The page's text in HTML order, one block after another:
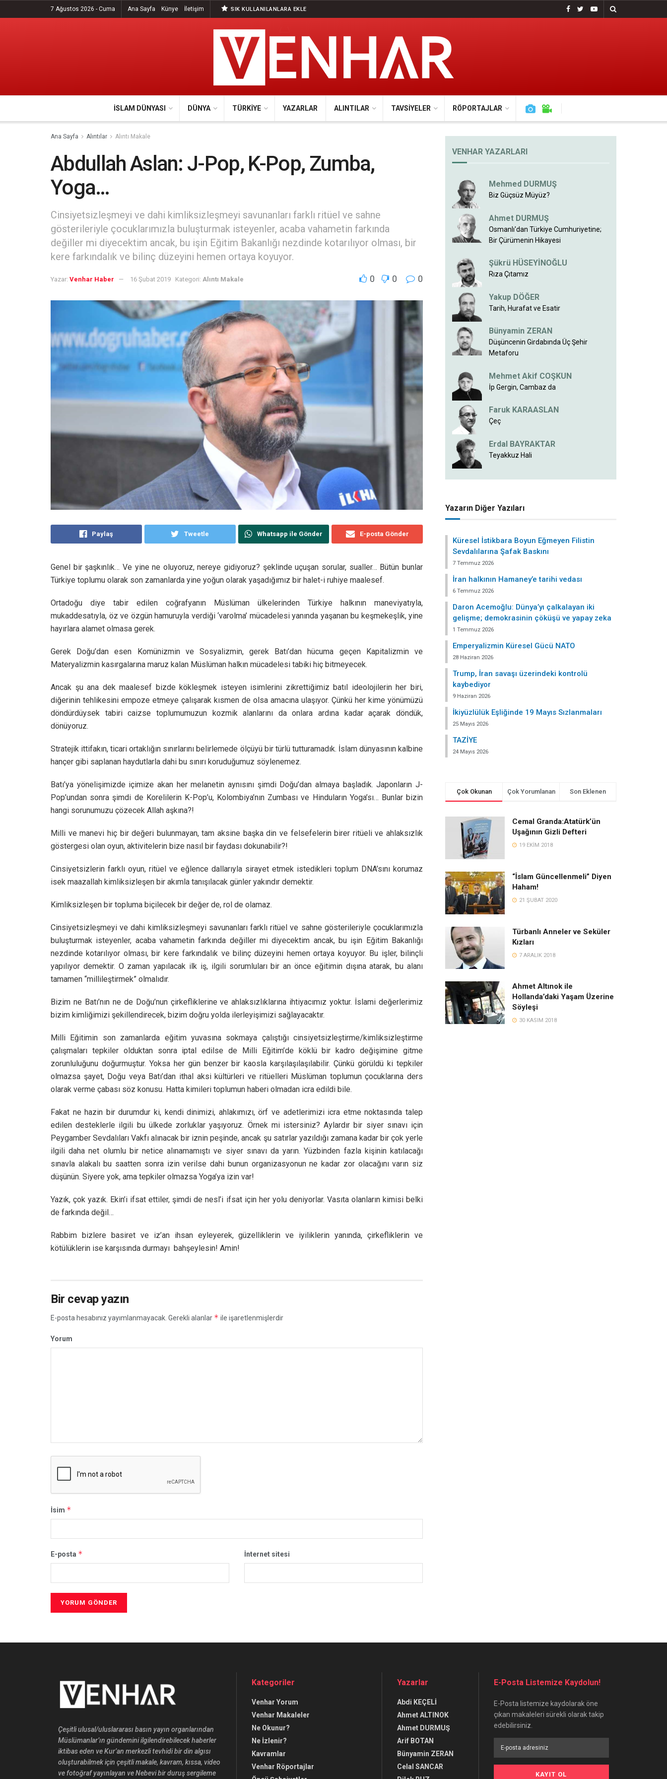
7 Ağustos 2026 - Cuma Ana Sayfa Künye İletişim SIK KULLANILANLARA EKLE
İSLAM DÜNYASI DÜNYA TÜRKIYE YAZARLAR ALINTILAR TAVSIYELER RÖPORTAJLAR
Ana Sayfa Alıntılar Alıntı Makale
Abdullah Aslan: J-Pop, K-Pop, Zumba,
Yoga…
Cinsiyetsizleşmeyi ve dahi kimliksizleşmeyi savunanları farklı ritüel ve sahne
gösterileriyle çocuklarımızla buluşturmak isteyenler, acaba vahametin farkında
değiller mi diyecektim ancak, bu işin Eğitim Bakanlığı nezdinde kotarılıyor olması, bir
kere farkındalık ve bilinç düzeyini hemen ortaya koyuyor.
Yazar: Venhar Haber 16 Şubat 2019 Kategori: Alıntı Makale 0 0 0
Paylaş Tweetle Whatsapp ile Gönder E-posta Gönder
Genel bir şaşkınlık… Ve yine ne oluyoruz, nereye gidiyoruz? şeklinde uçuşan sorular, sualler… Bütün bunlar
Türkiye toplumu olarak son zamanlarda yine yoğun olarak yaşadığımız bir halet-i ruhiye maalesef.
Ortadoğu diye tabir edilen coğrafyanın Müslüman ülkelerinden Türkiye halkının maneviyatıyla,
mukaddesatıyla, öz ve özgün hamuruyla verdiği ‘varolma’ mücadelesi yanında yaşanan bu keşmekeşlik, yine
hayırlara alamet olmasa gerek.
Gerek Doğu’dan esen Komünizmin ve Sosyalizmin, gerek Batı’dan hücuma geçen Kapitalizmin ve
Materyalizmin kasırgalarına maruz kalan Müslüman halkın mücadelesi tabiki hiç bitmeyecek.
Ancak şu ana dek maalesef bizde kökleşmek isteyen isimlerini zikrettiğimiz batıl ideolojilerin her biri,
diğerinin tehlikesini empoze etmeye çalışarak kısmen de olsa amacına ulaşıyor. Çünkü her kime yönümüzü
döndürdüysek tabiri caizse toplumumuzun kozmik alanlarını da onlara ardına kadar açarak döndük,
dönüyoruz.
Stratejik ittifakın, ticari ortaklığın sınırlarını belirlemede ölçüyü bir türlü tutturamadık. İslam dünyasının kalbine
hançer gibi saplanan haydutlarla dahi bu sınırı koruduğumuz söylenemez.
Batı’ya yönelişimizde içimize akan her melanetin aynısını şimdi Doğu’dan almaya başladık. Japonların J-
Pop’undan sonra şimdi de Korelilerin K-Pop’u, Kolombiya’nın Zumbası ve Hinduların Yoga’sı… Bunlar bizin
hangi sorunumuzu çözecek Allah aşkına?!
Milli ve manevi hiç bir değeri bulunmayan, tam aksine başka din ve felsefelerin birer ritüeli ve ahlaksızlık
göstergesi olan oyun, aktivitelerin bize nasıl bir faydası dokunabilir?!
Cinsiyetsizlerin farklı oyun, ritüel ve eğlence dallarıyla sirayet etmek istedikleri toplum DNA’sını korumaz
isek maazallah kimliksizleşen bir akımla tanışılacak günler yakındır demektir.
Kimliksizleşen bir topluma biçilecek bir değer de, rol de olamaz.
Cinsiyetsizleşmeyi ve dahi kimliksizleşmeyi savunanları farklı ritüel ve sahne gösterileriyle çocuklarımızla
buluşturmak isteyenler, acaba vahametin farkında değiller mi diyecektim ancak, bu işin Eğitim Bakanlığı
nezdinde kotarılıyor olması, bir kere farkındalık ve bilinç düzeyini hemen ortaya koyuyor. Bu işler, bilinçli
yapılıyor demektir. O zaman yapılacak ilk iş, ilgili sorumluları bir an önce eğitimin dışına atarak, bu alanı
tamamen “millileştirmek” olmalıdır.
Bizim ne Batı’nın ne de Doğu’nun çirkefliklerine ve ahlaksızlıklarına ihtiyacımız yoktur. İslami değerlerimiz
bizim kimliğimizi şekillendirecek, bizim doğru yolda ilerleyişimizi sağlayacaktır.
Milli Eğitimin son zamanlarda eğitim yuvasına sokmaya çalıştığı cinsiyetsizleştirme/kimliksizleştirme
çalışmaları tepkiler olduktan sonra iptal edilse de Milli Eğitim’de köklü bir kadro değişimine gitme
zorunluluğunu doğurmuştur. Yoksa her gün benzer bir kaosla karşılaşılaşılabilir. Çünkü görüldü ki tepkiler
olmazsa şayet, Doğu veya Batı’dan ithal aksi kültürleri ve ritüelleri Müslüman toplumun çocuklarına ders
olarak verme çabası söz konusu. Hatta kimileri toplumun haberi olmadan icra edildi bile.
Fakat ne hazin bir durumdur ki, kendi dinimizi, ahlakımızı, örf ve adetlerimizi icra etme noktasında talep
edilen desteklerle ilgili bu ülkede zorluklar yaşıyoruz. Örnek mi istersiniz? Aylardır bir siyer sınavı için
Peygamber Sevdalıları Vakfı alınacak bir iznin peşinde, ancak şu satırlar yazıldığı zamana kadar bir çok yerle
ilgili daha net olumlu bir netice alınamamıştı ve siyer sınavı da yarın. Yüzbinden fazla kişinin katılacağı
sınavla alakalı bu saatten sonra izin verilse dahi bunun organizasyonun ne kadar zor olacağını varın siz
düşünün. Siyere yok, ama tepkiler olmazsa Yoga’ya izin var!
Yazık, çok yazık. Ekin’i ifsat ettiler, şimdi de nesl’i ifsat için her yolu deniyorlar. Vasıta olanların kimisi belki
de farkında değil…
Rabbim bizlere basiret ve iz’an ihsan eyleyerek, güzelliklerin ve iyiliklerin yanında, çirkefliklerin ve
kötülüklerin ise karşısında durmayı bahşeylesin! Amin!
Bir cevap yazın
E-posta hesabınız yayımlanmayacak. Gerekli alanlar * ile işaretlenmişlerdir
Yorum
İsim *
E-posta * İnternet sitesi
VENHAR YAZARLARI
Mehmed DURMUŞ
Biz Güçsüz Müyüz?
Ahmet DURMUŞ
Osmanlı'dan Türkiye Cumhuriyetine;
Bir Çürümenin Hikayesi
Şükrü HÜSEYİNOĞLU
Rıza Çıtamız
Yakup DÖĞER
Tarih, Hurafat ve Esatir
Bünyamin ZERAN
Düşüncenin Girdabında Üç Şehir
Metaforu
Mehmet Akif COŞKUN
İp Gergin, Cambaz da
Faruk KARAASLAN
Çeç
Erdal BAYRAKTAR
Teyakkuz Hali
Yazarın Diğer Yazıları
Küresel İstikbara Boyun Eğmeyen Filistin
Sevdalılarına Şafak Baskını
7 Temmuz 2026
İran halkının Hamaney’e tarihi vedası
6 Temmuz 2026
Daron Acemoğlu: Dünya’yı çalkalayan iki
gelişme; demokrasinin çöküşü ve yapay zeka
1 Temmuz 2026
Emperyalizmin Küresel Gücü NATO
28 Haziran 2026
Trump, İran savaşı üzerindeki kontrolü
kaybediyor
9 Haziran 2026
İkiyüzlülük Eşliğinde 19 Mayıs Sızlanmaları
25 Mayıs 2026
TAZİYE
24 Mayıs 2026
Çok Okunan Çok Yorumlanan Son Eklenen
Cemal Granda:Atatürk’ün
Uşağının Gizli Defteri
19 EKIM 2018
“İslam Güncellenmeli” Diyen
Haham!
21 ŞUBAT 2020
Türbanlı Anneler ve Seküler
Kızları
7 ARALIK 2018
Ahmet Altınok ile
Hollanda’daki Yaşam Üzerine
Söyleşi
30 KASIM 2018
Çeşitli ulusal/uluslararası basın yayın organlarından
Müslümanlar’ın gündemini ilgilendirebilecek haberler
iktibas eden ve Kur’an merkezli tevhidi bir din algısı
oluşturabilmek için çeşitli makale, kavram, kıssa, video
ve fotoğraf yayınlayan ve Nebevi bir duruş sergileme
Kategoriler
Venhar Yorum
Venhar Makaleler
Ne Okunur?
Ne İzlenir?
Kavramlar
Venhar Röportajlar
Yazarlar
Abdi KEÇELİ
Ahmet ALTINOK
Ahmet DURMUŞ
Arif BOTAN
Bünyamin ZERAN
Celal SANCAR
E-Posta Listemize Kaydolun!
E-Posta listemize kaydolarak öne
çıkan makaleleri sürekli olarak takip
edebilirsiniz.